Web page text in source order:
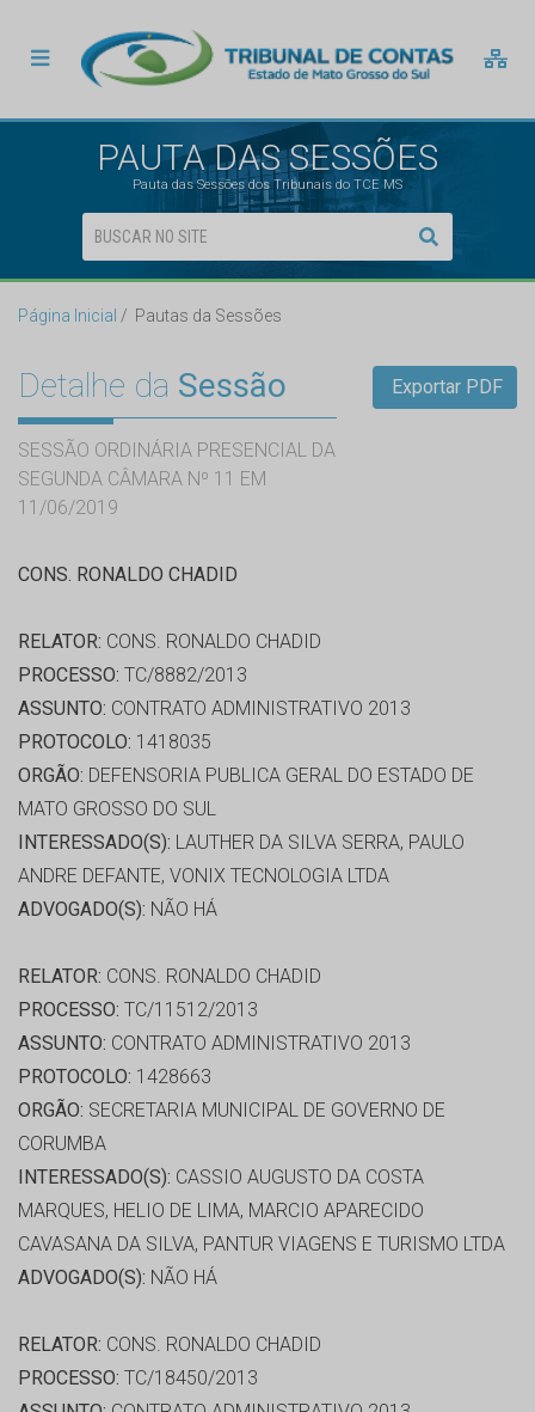
PAUTA DAS SESSÕES
Pauta das Sessões dos Tribunais do TCE MS
Página Inicial Pautas da Sessões
Detalhe da Sessão
SESSÃO ORDINÁRIA PRESENCIAL DA
SEGUNDA CÂMARA Nº 11 EM
11/06/2019
Exportar PDF
CONS. RONALDO CHADID
RELATOR: CONS. RONALDO CHADID
PROCESSO: TC/8882/2013
ASSUNTO: CONTRATO ADMINISTRATIVO 2013
PROTOCOLO: 1418035
ORGÃO: DEFENSORIA PUBLICA GERAL DO ESTADO DE
MATO GROSSO DO SUL
INTERESSADO(S): LAUTHER DA SILVA SERRA, PAULO
ANDRE DEFANTE, VONIX TECNOLOGIA LTDA
ADVOGADO(S): NÃO HÁ
RELATOR: CONS. RONALDO CHADID
PROCESSO: TC/11512/2013
ASSUNTO: CONTRATO ADMINISTRATIVO 2013
PROTOCOLO: 1428663
ORGÃO: SECRETARIA MUNICIPAL DE GOVERNO DE
CORUMBA
INTERESSADO(S): CASSIO AUGUSTO DA COSTA
MARQUES, HELIO DE LIMA, MARCIO APARECIDO
CAVASANA DA SILVA, PANTUR VIAGENS E TURISMO LTDA
ADVOGADO(S): NÃO HÁ
RELATOR: CONS. RONALDO CHADID
PROCESSO: TC/18450/2013